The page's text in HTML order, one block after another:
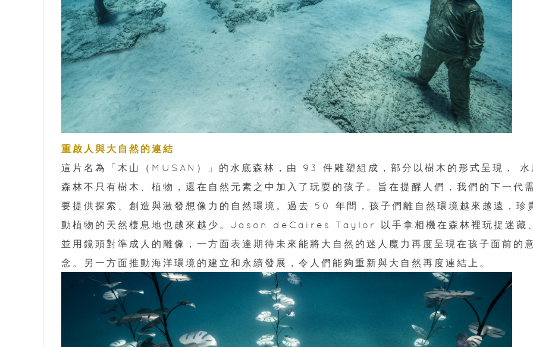
重啟人與大自然的連結
這片名為「木山（MUSAN）」的水底森林，由 93 件雕塑組成，部分以樹木的形式呈現， 水
森林不只有樹木、植物，還在自然元素之中加入了玩耍的孩子。旨在提醒人們，我們的下一代
要提供探索、創造與激發想像力的自然環境。過去 50 年間，孩子們離自然環境越來越遠，珍
動植物的天然棲息地也越來越少。Jason deCaires Taylor 以手拿相機在森林裡玩捉迷藏
並用鏡頭對準成人的雕像，一方面表達期待未來能將大自然的迷人魔力再度呈現在孩子面前的
念。另一方面推動海洋環境的建立和永續發展，令人們能夠重新與大自然再度連結上。